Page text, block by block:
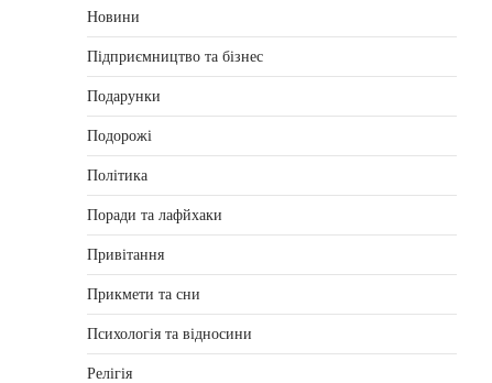
Новини
Підприємництво та бізнес
Подарунки
Подорожі
Політика
Поради та лафйхаки
Привітання
Прикмети та сни
Психологія та відносини
Релігія